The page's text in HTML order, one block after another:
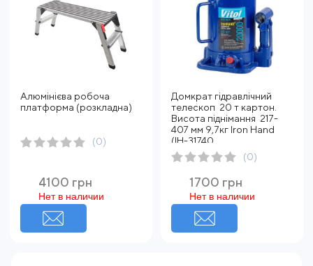
Алюмінієва робоча
платформа (розкладна)
(0)
4100 грн
Нет в наличии
Домкрат гідравлічний
телескоп 20 т картон.
Висота піднімання 217-
407 мм 9,7кг Iron Hand
(IH-31740
(0)
1700 грн
Нет в наличии